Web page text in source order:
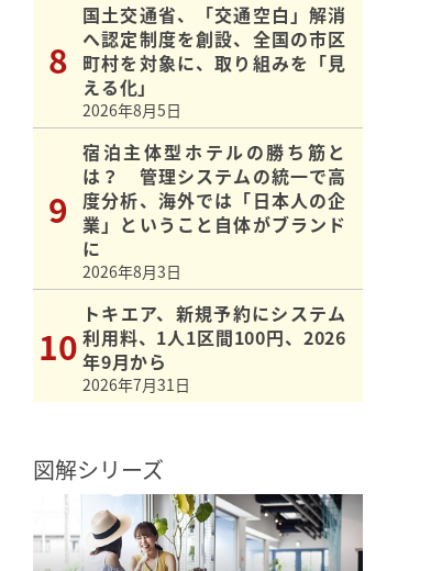
国土交通省、「交通空白」解消
へ認定制度を創設、全国の市区
町村を対象に、取り組みを「見
える化」
2026年8月5日
宿泊主体型ホテルの勝ち筋と
は？ 管理システムの統一で高
度分析、海外では「日本人の企
業」ということ自体がブランド
に
2026年8月3日
トキエア、新規予約にシステム
利用料、1人1区間100円、2026
年9月から
2026年7月31日
図解シリーズ